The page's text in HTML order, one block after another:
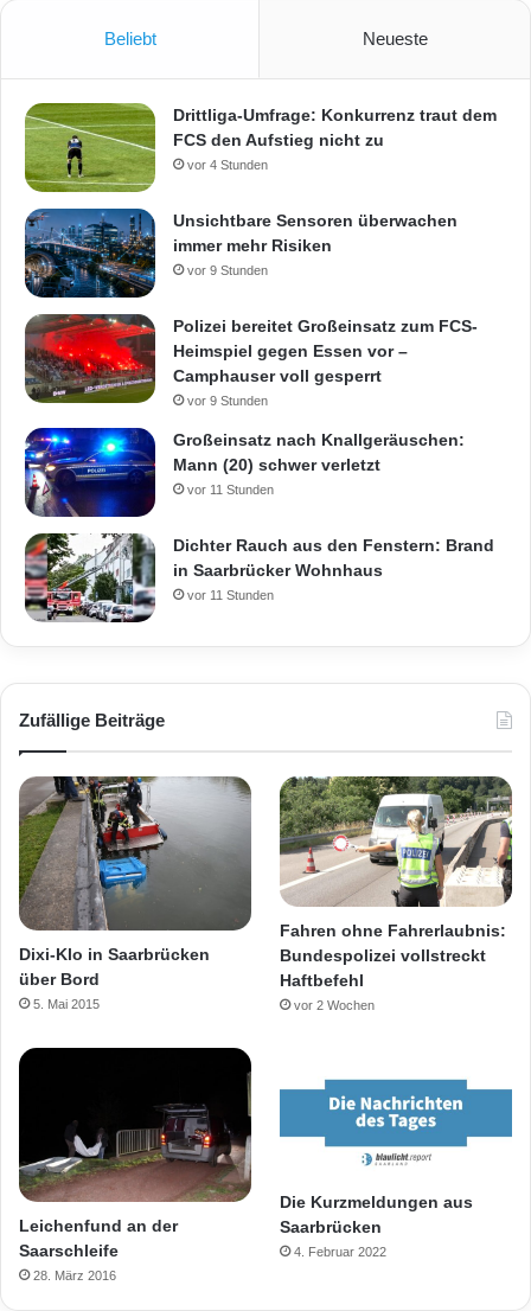
Beliebt Neueste
Drittliga-Umfrage: Konkurrenz traut dem
FCS den Aufstieg nicht zu
vor 4 Stunden
Unsichtbare Sensoren überwachen
immer mehr Risiken
vor 9 Stunden
Polizei bereitet Großeinsatz zum FCS-
Heimspiel gegen Essen vor –
Camphauser voll gesperrt
vor 9 Stunden
Großeinsatz nach Knallgeräuschen:
Mann (20) schwer verletzt
vor 11 Stunden
Dichter Rauch aus den Fenstern: Brand
in Saarbrücker Wohnhaus
vor 11 Stunden
Zufällige Beiträge
Dixi-Klo in Saarbrücken
über Bord
5. Mai 2015
Fahren ohne Fahrerlaubnis:
Bundespolizei vollstreckt
Haftbefehl
vor 2 Wochen
Leichenfund an der
Saarschleife
28. März 2016
Die Kurzmeldungen aus
Saarbrücken
4. Februar 2022